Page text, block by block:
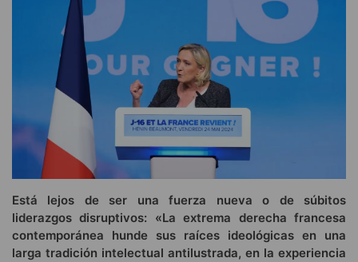
Está lejos de ser una fuerza nueva o de súbitos
liderazgos disruptivos: «La extrema derecha francesa
contemporánea hunde sus raíces ideológicas en una
larga tradición intelectual antilustrada, en la experiencia